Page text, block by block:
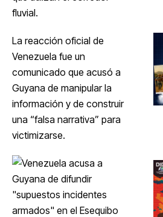
fluvial.
La reacción oficial de
Venezuela fue un
comunicado que acusó a
Guyana de manipular la
información y de construir
una “falsa narrativa” para
victimizarse.